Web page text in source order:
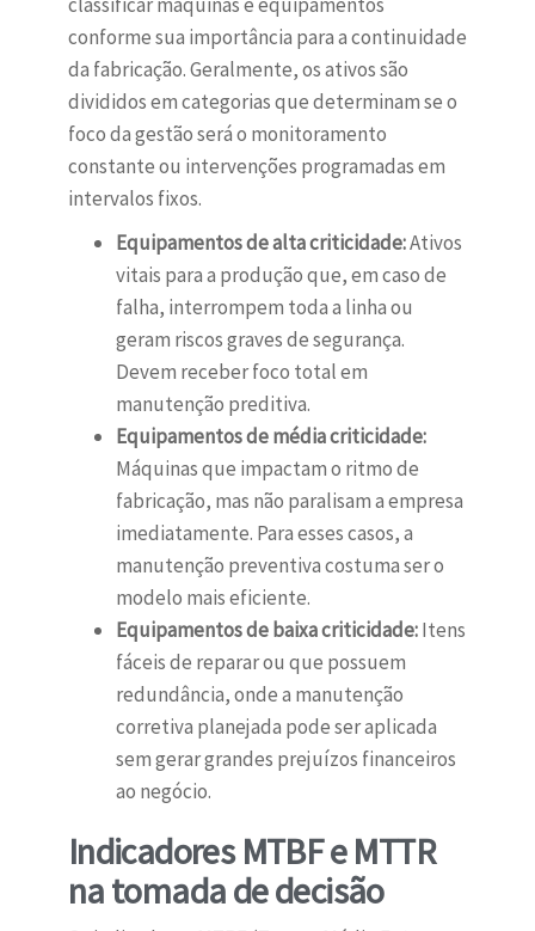
conforme sua importância para a continuidade
da fabricação. Geralmente, os ativos são
divididos em categorias que determinam se o
foco da gestão será o monitoramento
constante ou intervenções programadas em
intervalos fixos.
Equipamentos de alta criticidade:Ativos
vitais para a produção que, em caso de
falha, interrompem toda a linha ou
geram riscos graves de segurança.
Devem receber foco total em
manutenção preditiva.
Equipamentos de média criticidade:
Máquinas que impactam o ritmo de
fabricação, mas não paralisam a empresa
imediatamente. Para esses casos, a
manutenção preventiva costuma ser o
modelo mais eficiente.
Equipamentos de baixa criticidade:Itens
fáceis de reparar ou que possuem
redundância, onde a manutenção
corretiva planejada pode ser aplicada
sem gerar grandes prejuízos financeiros
ao negócio.
Indicadores MTBF e MTTR
na tomada de decisão